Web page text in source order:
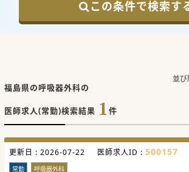
この条件で検索す
福島県の呼吸器外科の
医師求人(常勤)検索結果 1件
並び
更新日 : 2026-07-22 医師求人ID : 500157
常勤 呼吸器外科